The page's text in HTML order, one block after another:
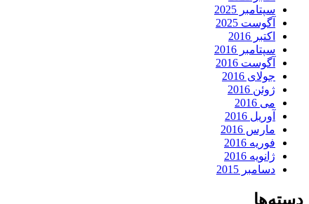
سپتامبر 2025
آگوست 2025
اکتبر 2016
سپتامبر 2016
آگوست 2016
جولای 2016
ژوئن 2016
می 2016
آوریل 2016
مارس 2016
فوریه 2016
ژانویه 2016
دسامبر 2015
دسته‌ها